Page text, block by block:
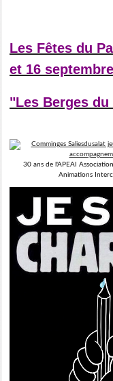
Les Fêtes du
et 16
"Les Berges du
30 ans de l'APEAI
Animations